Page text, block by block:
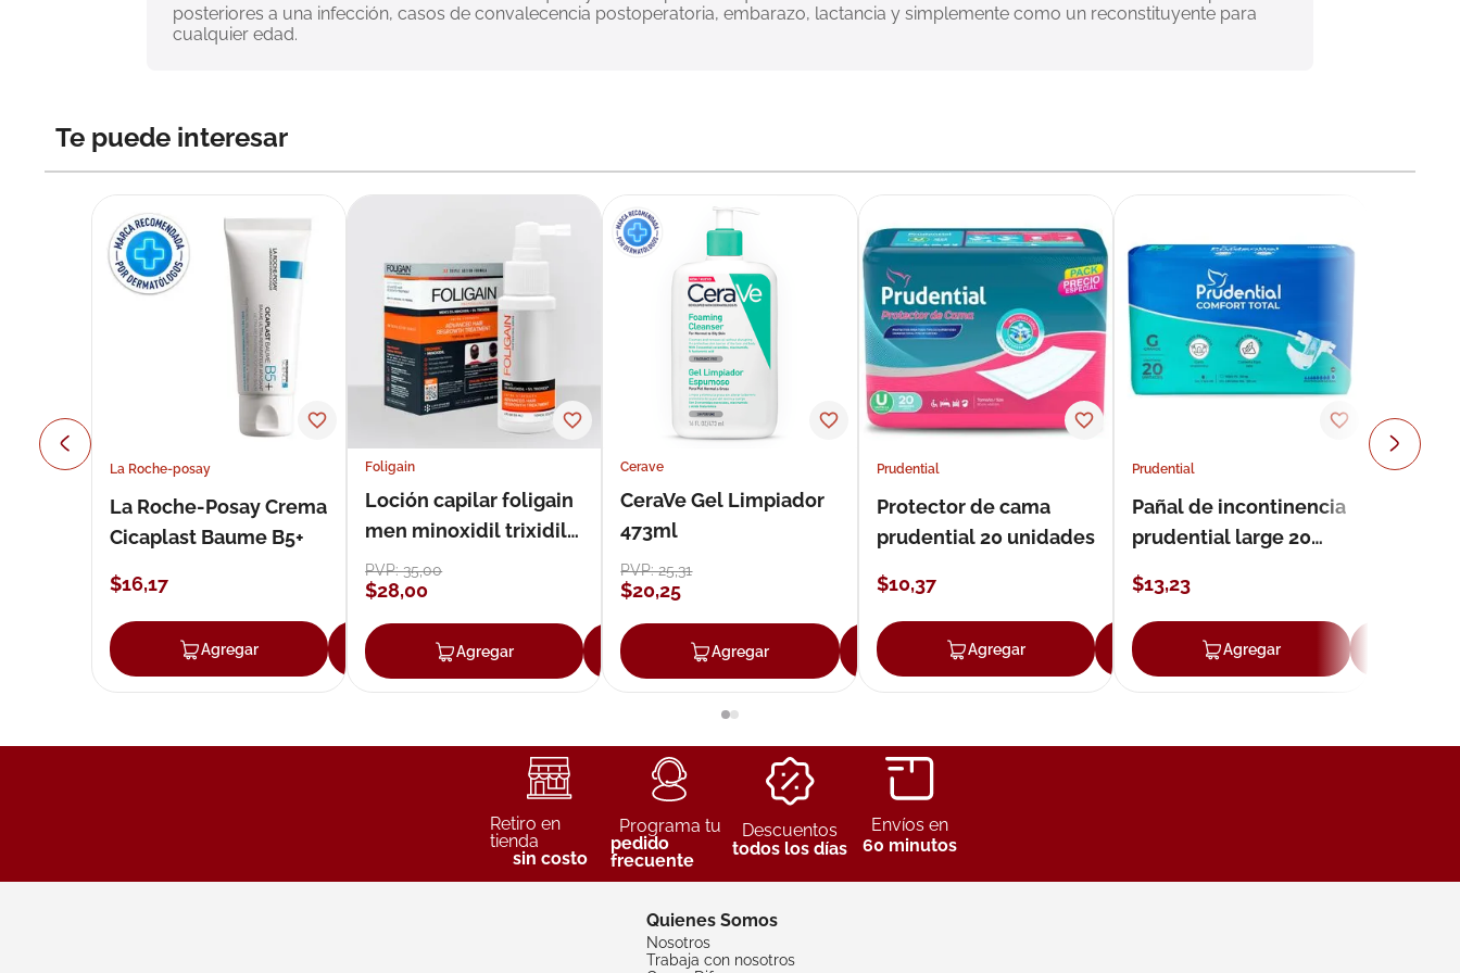
posteriores a una infección, casos de convalecencia postoperatoria, embarazo, lactancia y simplemente como un reconstituyente para
cualquier edad.
Te puede interesar
La Roche-posay
La Roche-Posay Crema
Cicaplast Baume B5+
$16,17
Agregar Agregar
Foligain
Loción capilar foligain
men minoxidil trixidil
loción 59 ml
PVP:35,00
$28,00
Agregar Agregar
Cerave
CeraVe Gel Limpiador
473ml
PVP:25,31
$20,25
Agregar Agregar
Prudential
Protector de cama
prudential 20 unidades
$10,37
Agregar Agregar
Prudential
Pañal de incontinencia
prudential large 20
$13,23
Agregar
Retiro en
tienda
sin costo
Programa tu
pedido
frecuente
Descuentos
todos los días
Envíos en
60 minutos
Quienes Somos
Nosotros
Trabaja con nosotros